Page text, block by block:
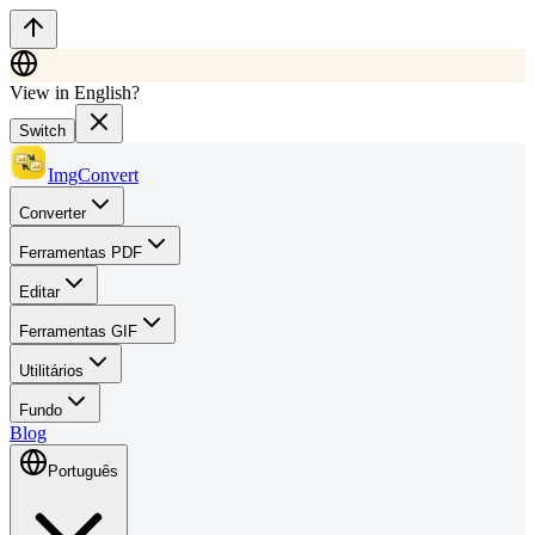
View in English?
Switch
ImgConvert
Converter
Ferramentas PDF
Editar
Ferramentas GIF
Utilitários
Fundo
Blog
Português